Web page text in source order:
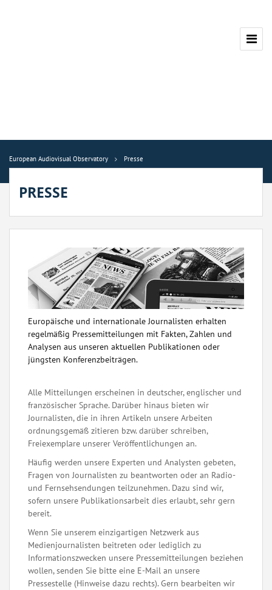
European Audiovisual Observatory Presse
PRESSE
Europäische und internationale Journalisten erhalten
regelmäßig Pressemitteilungen mit Fakten, Zahlen und
Analysen aus unseren aktuellen Publikationen oder
jüngsten Konferenzbeiträgen.
Alle Mitteilungen erscheinen in deutscher, englischer und
französischer Sprache. Darüber hinaus bieten wir
Journalisten, die in ihren Artikeln unsere Arbeiten
ordnungsgemäß zitieren bzw. darüber schreiben,
Freiexemplare unserer Veröffentlichungen an.
Häufig werden unsere Experten und Analysten gebeten,
Fragen von Journalisten zu beantworten oder an Radio-
und Fernsehsendungen teilzunehmen. Dazu sind wir,
sofern unsere Publikationsarbeit dies erlaubt, sehr gern
bereit.
Wenn Sie unserem einzigartigen Netzwerk aus
Medienjournalisten beitreten oder lediglich zu
Informationszwecken unsere Pressemitteilungen beziehen
wollen, senden Sie bitte eine E-Mail an unsere
Pressestelle (Hinweise dazu rechts). Gern bearbeiten wir